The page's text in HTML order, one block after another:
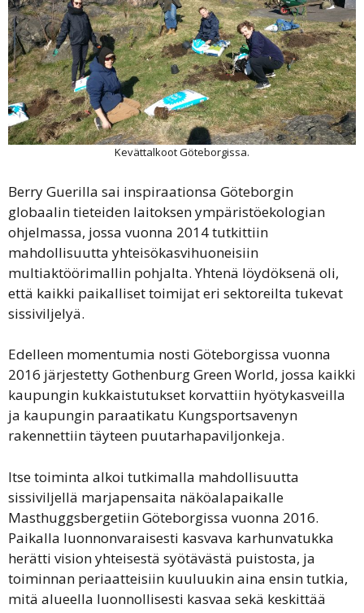
Kevättalkoot Göteborgissa.
Berry Guerilla sai inspiraationsa Göteborgin
globaalin tieteiden laitoksen ympäristöekologian
ohjelmassa, jossa vuonna 2014 tutkittiin
mahdollisuutta yhteisökasvihuoneisiin
multiaktöörimallin pohjalta. Yhtenä löydöksenä oli,
että kaikki paikalliset toimijat eri sektoreilta tukevat
sissiviljelyä.
Edelleen momentumia nosti Göteborgissa vuonna
2016 järjestetty Gothenburg Green World, jossa kaikki
kaupungin kukkaistutukset korvattiin hyötykasveilla
ja kaupungin paraatikatu Kungsportsavenyn
rakennettiin täyteen puutarhapaviljonkeja.
Itse toiminta alkoi tutkimalla mahdollisuutta
sissiviljellä marjapensaita näköalapaikalle
Masthuggsbergetiin Göteborgissa vuonna 2016.
Paikalla luonnonvaraisesti kasvava karhunvatukka
herätti vision yhteisestä syötävästä puistosta, ja
toiminnan periaatteisiin kuuluukin aina ensin tutkia,
mitä alueella luonnollisesti kasvaa sekä keskittää